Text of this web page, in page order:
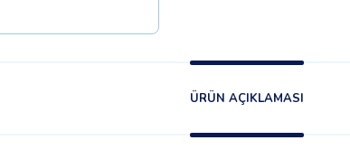
ÜRÜN AÇIKLAMASI